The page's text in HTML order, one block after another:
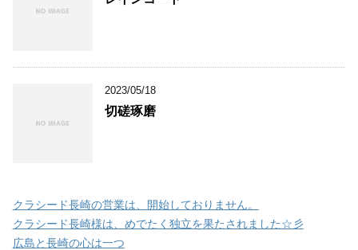
2023/05/18
切磋琢磨
クラシード長崎の営業は、開始しておりません。
クラシード長崎様は、めでたく独立を果たされました☆彡
広島と長崎の心は一つ